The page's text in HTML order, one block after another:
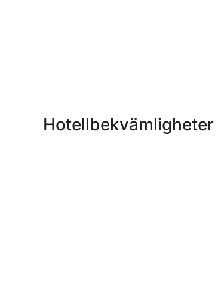
Hotellbekvämligheter